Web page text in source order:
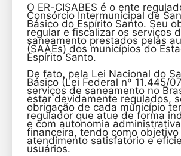
O ER-CISABES é o ente
Consórcio Intermunicipal de
Básico do Espírito Santo. Seu
regular e fiscalizar os serviços
saneamento prestados pelas
(SAAEs) dos municípios do
Espírito Santo.
De fato, pela Lei Nacional do
Básico (Lei Federal nº 11.445/
serviços de saneamento no
estar devidamente regulados,
obrigação de cada município
regulador que atue de forma
e com autonomia
financeira, tendo como
atendimento satisfatório e
usuários.